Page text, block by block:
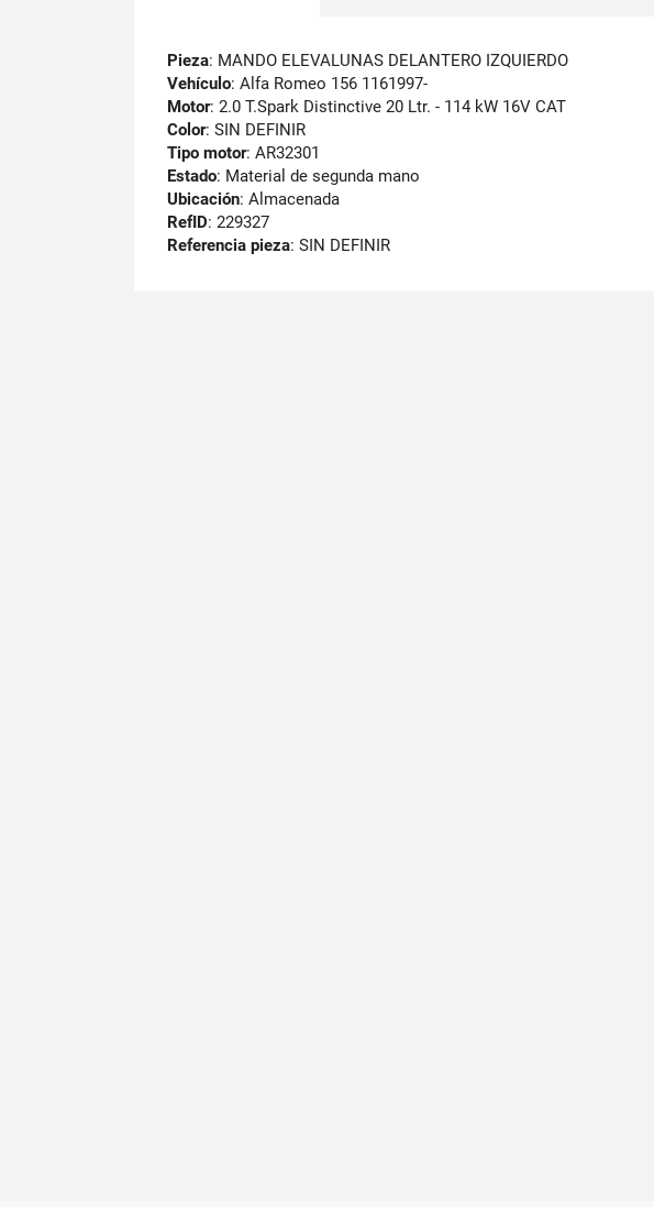
Pieza: MANDO ELEVALUNAS DELANTERO IZQUIERDO
Vehículo: Alfa Romeo 156 1161997-
Motor: 2.0 T.Spark Distinctive 20 Ltr. - 114 kW 16V CAT
Color: SIN DEFINIR
Tipo motor: AR32301
Estado: Material de segunda mano
Ubicación: Almacenada
RefID: 229327
Referencia pieza: SIN DEFINIR